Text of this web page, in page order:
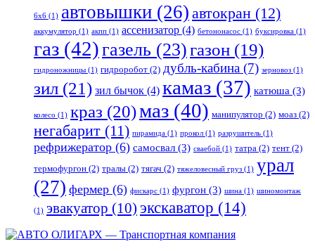
6x6 (1) автовышки (26) автокран (12)
аккумулятор (1) акпп (1) ассенизатор (4) бетононасос (1) буксировка (1)
газ (42)газель (23)газон (19)
гидроножницы (1) гидроробот (2) дубль-кабина (7) зерновоз (1)
зил (21) зил бычок (4) камаз (37) катюша (3)
колесо (1) краз (20)маз (40) манипулятор (2) моаз (2)
негабарит (11) пирамида (1) прокол (1) разрушитель (1)
рефрижератор (6) самосвал (3) сваебой (1) татра (2) тент (2)
термофургон (2) тралы (2) тягач (2) тяжеловесный груз (1) урал
(27) фермер (6) фискарс (1) фургон (3) шина (1) шиномонтаж
(1) эвакуатор (10) экскаватор (14)